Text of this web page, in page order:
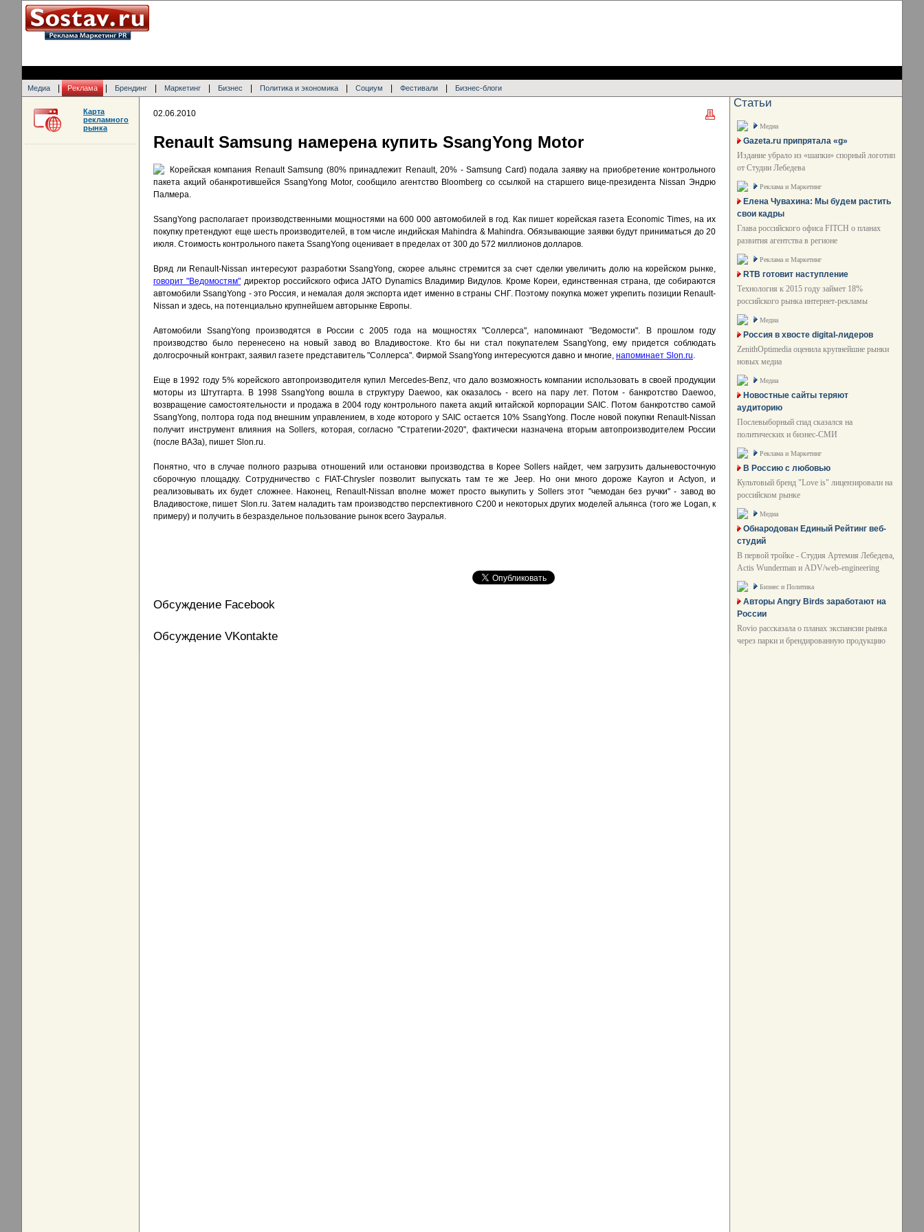
Медиа Реклама Брендинг Маркетинг Бизнес Политика и экономика Социум Фестивали Бизнес-блоги
02.06.2010
Renault Samsung намерена купить SsangYong Motor
Корейская компания Renault Samsung (80% принадлежит Renault, 20% - Samsung Card) подала заявку на приобретение контрольного
пакета акций обанкротившейся SsangYong Motor, сообщило агентство Bloomberg со ссылкой на старшего вице-президента Nissan Эндрю
Палмера.
SsangYong располагает производственными мощностями на 600 000 автомобилей в год. Как пишет корейская газета Economic Times, на их
покупку претендуют еще шесть производителей, в том числе индийская Mahindra & Mahindra. Обязывающие заявки будут приниматься до 20
июля. Стоимость контрольного пакета SsangYong оценивает в пределах от 300 до 572 миллионов долларов.
Вряд ли Renault-Nissan интересуют разработки SsangYong, скорее альянс стремится за счет сделки увеличить долю на корейском рынке,
говорит "Ведомостям" директор российского офиса JATO Dynamics Владимир Видулов. Кроме Кореи, единственная страна, где собираются
автомобили SsangYong - это Россия, и немалая доля экспорта идет именно в страны СНГ. Поэтому покупка может укрепить позиции Renault-
Nissan и здесь, на потенциально крупнейшем авторынке Европы.
Автомобили SsangYong производятся в России с 2005 года на мощностях "Соллерса", напоминают "Ведомости". В прошлом году
производство было перенесено на новый завод во Владивостоке. Кто бы ни стал покупателем SsangYong, ему придется соблюдать
долгосрочный контракт, заявил газете представитель "Соллерса". Фирмой SsangYong интересуются давно и многие, напоминает Slon.ru.
Еще в 1992 году 5% корейского автопроизводителя купил Mercedes-Benz, что дало возможность компании использовать в своей продукции
моторы из Штутгарта. В 1998 SsangYong вошла в структуру Daewoo, как оказалось - всего на пару лет. Потом - банкротство Daewoo,
возвращение самостоятельности и продажа в 2004 году контрольного пакета акций китайской корпорации SAIC. Потом банкротство самой
SsangYong, полтора года под внешним управлением, в ходе которого у SAIC остается 10% SsangYong. После новой покупки Renault-Nissan
получит инструмент влияния на Sollers, которая, согласно "Стратегии-2020", фактически назначена вторым автопроизводителем России
(после ВАЗа), пишет Slon.ru.
Понятно, что в случае полного разрыва отношений или остановки производства в Корее Sollers найдет, чем загрузить дальневосточную
сборочную площадку. Сотрудничество с FIAT-Chrysler позволит выпускать там те же Jeep. Но они много дороже Kayron и Actyon, и
реализовывать их будет сложнее. Наконец, Renault-Nissan вполне может просто выкупить у Sollers этот "чемодан без ручки" - завод во
Владивостоке, пишет Slon.ru. Затем наладить там производство перспективного С200 и некоторых других моделей альянса (того же Logan, к
примеру) и получить в безраздельное пользование рынок всего Зауралья.
Обсуждение Facebook
Обсуждение VKontakte
Карта
рекламного
рынка
Статьи
Медиа
Gazeta.ru припрятала «g»
Издание убрало из «шапки» спорный логотип
от Студии Лебедева
Реклама и Маркетинг
Елена Чувахина: Мы будем растить
свои кадры
Глава российского офиса FITCH о планах
развития агентства в регионе
Реклама и Маркетинг
RTB готовит наступление
Технология к 2015 году займет 18%
российского рынка интернет-рекламы
Медиа
Россия в хвосте digital-лидеров
ZenithOptimedia оценила крупнейшие рынки
новых медиа
Медиа
Новостные сайты теряют
аудиторию
Послевыборный спад сказался на
политических и бизнес-СМИ
Реклама и Маркетинг
В Россию с любовью
Культовый бренд "Love is" лицензировали на
российском рынке
Медиа
Обнародован Единый Рейтинг веб-
студий
В первой тройке - Студия Артемия Лебедева,
Actis Wunderman и ADV/web-engineering
Бизнес и Политика
Авторы Angry Birds заработают на
России
Rovio рассказала о планах экспансии рынка
через парки и брендированную продукцию